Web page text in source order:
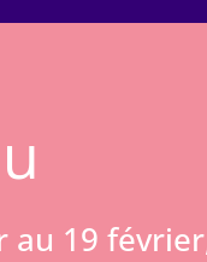
au 19